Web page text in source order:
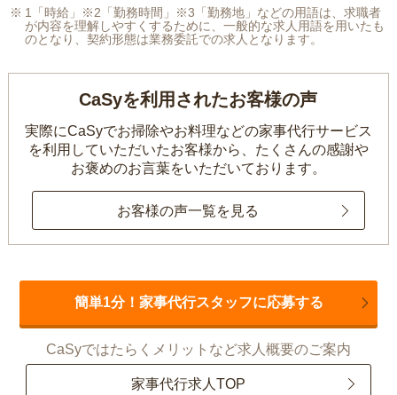
1「時給」※2「勤務時間」※3「勤務地」などの用語は、求職者
が内容を理解しやすくするために、一般的な求人用語を用いたも
のとなり、契約形態は業務委託での求人となります。
CaSyを利用されたお客様の声
実際にCaSyでお掃除やお料理などの家事代行サービス
を利用していただいたお客様から、 たくさんの感謝や
お褒めのお言葉をいただいております。
お客様の声一覧を見る
簡単1分！家事代行スタッフに応募する
CaSyではたらくメリットなど求人概要のご案内
家事代行求人TOP